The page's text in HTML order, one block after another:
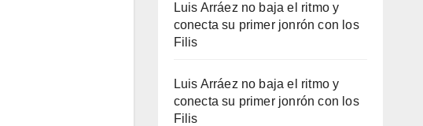
Luis Arráez no baja el ritmo y
conecta su primer jonrón con los
Filis
Luis Arráez no baja el ritmo y
conecta su primer jonrón con los
Filis